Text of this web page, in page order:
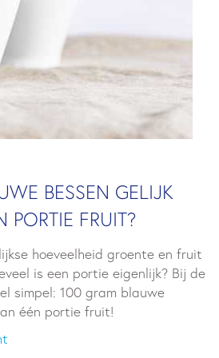
BESSEN GELIJK
PORTIE FRUIT?
hoeveelheid groente en fruit
is een portie eigenlijk? Bij de
simpel: 100 gram blauwe
één portie fruit!